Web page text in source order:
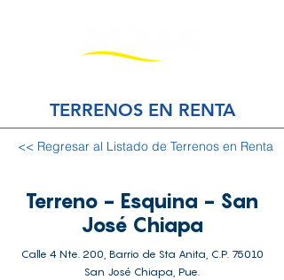
TERRENOS EN RENTA
<< Regresar al Listado de Terrenos en Renta
Terreno - Esquina - San
José Chiapa
Calle 4 Nte. 200, Barrio de Sta Anita, C.P. 75010
San José Chiapa, Pue.